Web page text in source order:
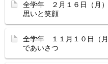
全学年 ２月１６日（月
思いと笑顔
全学年 １１月１０日（
であいさつ